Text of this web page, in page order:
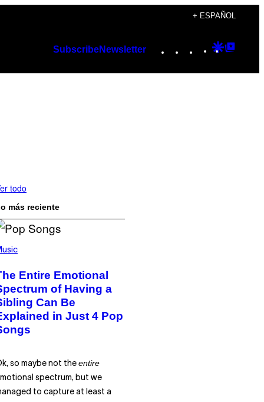
+ ESPAÑOL
SubscribeNewsletter Instagram
TikTok
YouTube
Google
todo
más reciente
Entire Emotional
of Having a
Can Be
in Just 4 Pop
so maybe not the entire
spectrum, but we
to capture at least a